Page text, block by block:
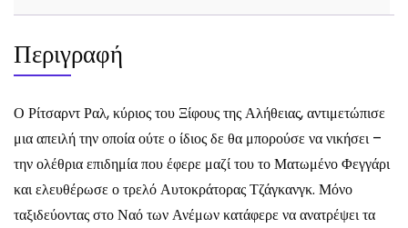
Περιγραφή
Ο Ρίτσαρντ Ραλ, κύριος του Ξίφους της Αλήθειας, αντιμετώπισε
μια απειλή την οποία ούτε ο ίδιος δε θα μπορούσε να νικήσει –
την ολέθρια επιδημία που έφερε μαζί του το Ματωμένο Φεγγάρι
και ελευθέρωσε ο τρελό Αυτοκράτορας Τζάγκανγκ. Μόνο
ταξιδεύοντας στο Ναό των Ανέμων κατάφερε να ανατρέψει τα